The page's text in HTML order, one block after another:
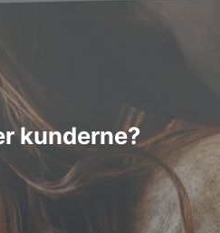
kunderne?